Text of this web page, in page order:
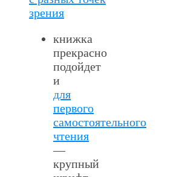
книжка
прекрасно
подойдет
и
для
первого
самостоятельного
чтения
—
крупный